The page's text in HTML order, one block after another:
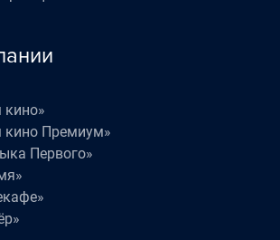
кино»
кино Премиум»
Первого»